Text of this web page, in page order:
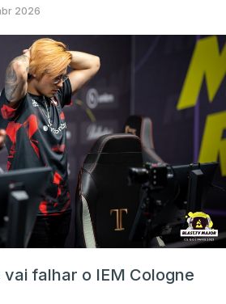
2026
vai falhar o IEM Cologne